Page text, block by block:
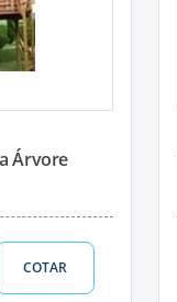
Árvore
COTAR